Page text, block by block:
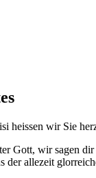
heissen wir Sie
Gott, wir sagen
der allezeit